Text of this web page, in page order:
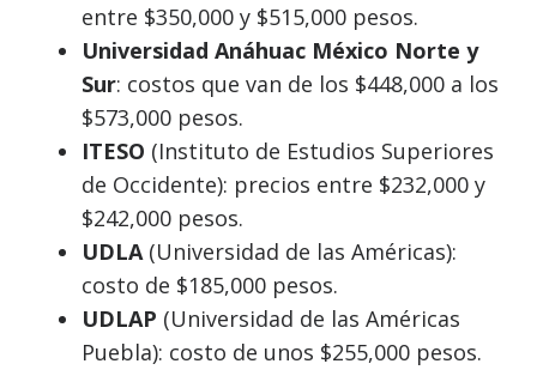
entre $350,000 y $515,000 pesos.
Universidad Anáhuac México Norte y
Sur: costos que van de los $448,000 a los
$573,000 pesos.
ITESO (Instituto de Estudios Superiores
de Occidente): precios entre $232,000 y
$242,000 pesos.
UDLA(Universidad de las Américas):
costo de $185,000 pesos.
UDLAP (Universidad de las Américas
Puebla): costo de unos $255,000 pesos.